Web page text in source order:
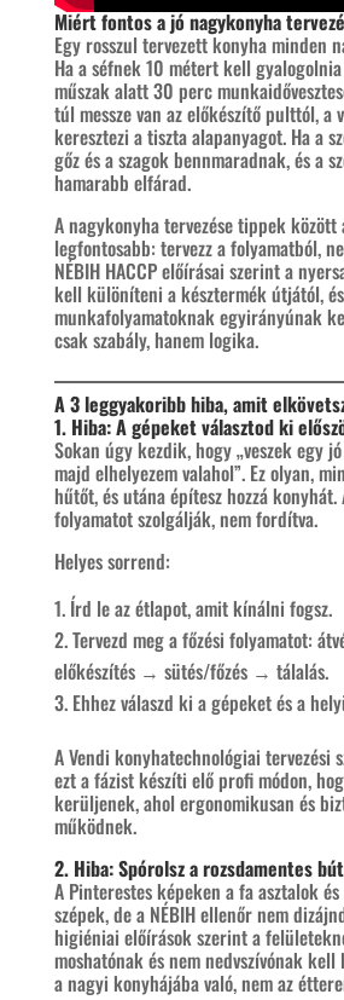
Miért fontos a jó nagykonyha
Egy rosszul tervezett konyha minden
Ha a séfnek 10 métert kell
műszak alatt 30 perc
túl messze van az előkészítő pulttól, a
keresztezi a tiszta alapanyagot. Ha a
gőz és a szagok bennmaradnak, és a
hamarabb elfárad.
A nagykonyha tervezése tippek között
legfontosabb: tervezz a folyamatból,
NÉBIH HACCP előírásai szerint a
kell különíteni a késztermék útjától,
munkafolyamatoknak egyirányúnak
csak szabály, hanem logika.​
A 3 leggyakoribb hiba, amit
1. Hiba: A gépeket választod ki
Sokan úgy kezdik, hogy „veszek egy
majd elhelyezem valahol”. Ez olyan,
hűtőt, és utána építesz hozzá konyhát.
folyamatot szolgálják, nem fordítva.
Helyes sorrend:
Írd le az étlapot, amit kínálni fogsz.
Tervezd meg a főzési folyamatot:
előkészítés → sütés/főzés → tálalás.
Ehhez válaszd ki a gépeket és a
A Vendi konyhatechnológiai tervezési
ezt a fázist készíti elő profi módon,
kerüljenek, ahol ergonomikusan és
működnek.​
2. Hiba: Spórolsz a rozsdamentes
A Pinterestes képeken a fa asztalok
szépek, de a NÉBIH ellenőr nem
higiéniai előírások szerint a
moshatónak és nem nedvszívónak
a nagyi konyhájába való, nem az